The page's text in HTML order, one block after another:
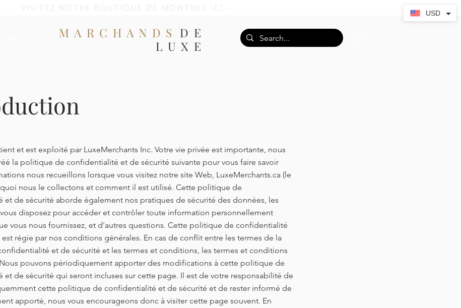
- VISITEZ NOTRE BOUTIQUE DE MONTRES ICI -
MARCHANDS DE
LUXE
et est exploité par LuxeMerchants Inc. Votre vie privée est importante, nous
la politique de confidentialité et de sécurité suivante pour vous faire savoir
nous recueillons lorsque vous visitez notre site Web, LuxeMerchants.ca (le
nous le collectons et comment il est utilisé. Cette politique de
et de sécurité aborde également nos pratiques de sécurité des données, les
disposez pour accéder et contrôler toute information personnellement
vous nous fournissez, et d'autres questions. Cette politique de confidentialité
régie par nos conditions générales. En cas de conflit entre les termes de la
et de sécurité et les termes et conditions, les termes et conditions
pouvons périodiquement apporter des modifications à cette politique de
et de sécurité qui seront incluses sur cette page. Il est de votre responsabilité de
cette politique de confidentialité et de sécurité et de rester informé de
apporté, nous vous encourageons donc à visiter cette page souvent. En
USD